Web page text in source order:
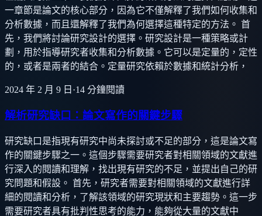
一章節是論文的核心部分，因為它不僅解釋了我們如何收集和
分析數據，而且還解釋了我們為何選擇這種特定的方法。 首
先，我們將討論研究設計的選擇。研究設計是一種策略或計
劃，用於指導研究者收集和分析數據。它可以是定量的，定性
的，或者是兩者的結合。定量研究依賴於數據和統計分析，
2024 年 2 月 9 日 ·14 分鐘閱讀
解析研究缺口：論文寫作的關鍵步驟
研究缺口是指現有研究中尚未探討或不足的部分，這是論文寫
作的關鍵步驟之一。這個步驟需要研究者對相關領域的文獻進
行深入的閱讀和理解，找出現有研究的不足，並提出自己的研
究問題和假設。 首先，研究者需要對相關領域的文獻進行詳
細的閱讀和分析，了解該領域的研究現狀和主要趨勢。這一步
需要研究者具有批判性思考的能力，能夠從大量的文獻中